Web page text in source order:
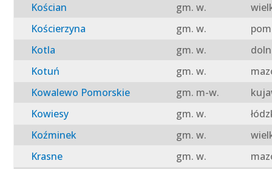
Kościan
gm. w.
Kościerzyna
gm. w.
Kotla
gm. w.
Kotuń
gm. w.
Kowalewo Pomorskie
gm. m-w.
Kowiesy
gm. w.
Koźminek
gm. w.
Krasne
gm. w.